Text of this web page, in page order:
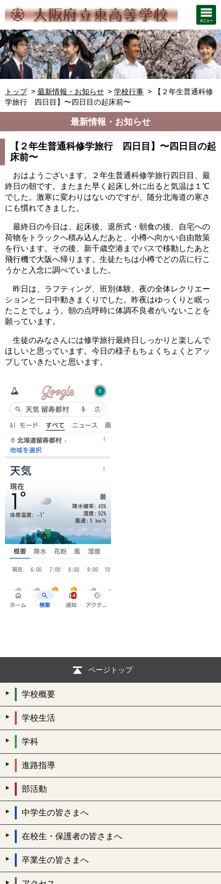
トップ 最新情報・お知らせ 学校行事
【２年生普通科修
学旅行 四日目】〜四日目の起床前〜
最新情報・お知らせ
【２年生普通科修学旅行 四日目】〜四日目の起
床前〜
おはようございます。２年生普通科修学旅行四日目、最
終日の朝です。またまた早く起床し外に出ると気温は１℃
でした。激寒に変わりはないのですが、随分北海道の寒さ
にも慣れてきました。
最終日の今日は、起床後、退所式・朝食の後、自宅への
荷物をトラックへ積み込んだあと、小樽へ向かい自由散策
を行います。その後、新千歳空港までバスで移動したあと
飛行機で大阪へ帰ります。生徒たちは小樽でどの店に行こ
うかと入念に調べていました。
昨日は、ラフティング、班別体験、夜の全体レクリエー
ションと一日中動きまくりでした。昨夜はゆっくりと眠っ
たことでしょう。朝の点呼時に体調不良者がいないことを
願っています。
生徒のみなさんには修学旅行最終日しっかりと楽しんで
ほしいと思っています。今日の様子もちょくちょくとアッ
プしていきたいと思います。
ページトップ
学校概要
学校生活
学科
進路指導
部活動
中学生の皆さまへ
在校生・保護者の皆さまへ
卒業生の皆さまへ